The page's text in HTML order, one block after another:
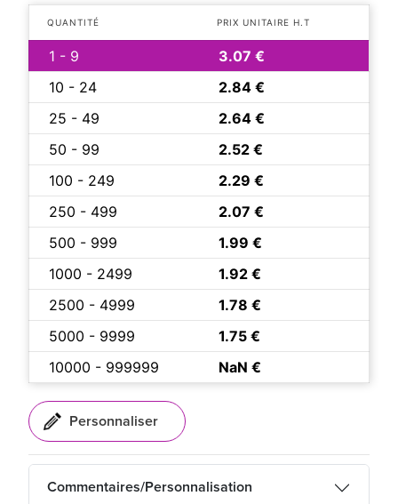
QUANTITÉ PRIX UNITAIRE H.T
1 - 9
3.07 €
10 - 24
2.84 €
25 - 49
2.64 €
50 - 99
2.52 €
100 - 249
2.29 €
250 - 499
2.07 €
500 - 999
1.99 €
1000 - 2499
1.92 €
2500 - 4999
1.78 €
5000 - 9999
1.75 €
10000 - 999999
NaN €
Commentaires/Personnalisation